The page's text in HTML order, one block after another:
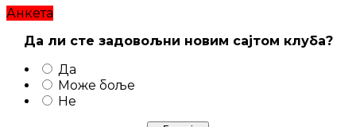
Анкета
Да ли сте задовољни новим сајтом клуба?
Да
Може боље
Не